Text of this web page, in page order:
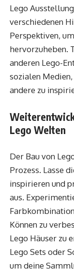
Lego
verschiedenen
Perspektiven,
hervorzuheben.
anderen Lego-
sozialen
andere zu
Lego Welten
Der Bau von
Prozess. Lasse
inspirieren und
aus.
Können zu
Lego Häuser zu
Lego Sets oder
um deine